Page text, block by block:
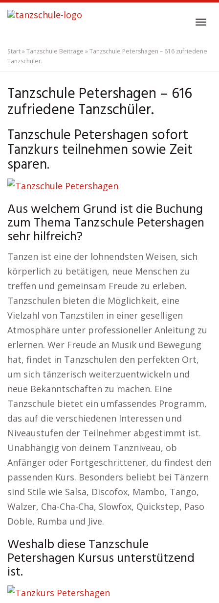
Skip
to
content
Start»Tanzschule Beiträge »Tanzschule Petershagen – 616 zufriedene
Tanzschüler.
Tanzschule Petershagen – 616
zufriedene Tanzschüler.
Tanzschule Petershagen sofort
Tanzkurs teilnehmen sowie Zeit
sparen.
Aus welchem Grund ist die Buchung
zum Thema Tanzschule Petershagen
sehr hilfreich?
Tanzen ist eine der lohnendsten Weisen, sich
körperlich zu betätigen, neue Menschen zu
treffen und gemeinsam Freude zu erleben.
Tanzschulen bieten die Möglichkeit, eine
Vielzahl von Tanzstilen in einer geselligen
Atmosphäre unter professioneller Anleitung zu
erlernen. Wer Freude an Musik und Bewegung
hat, findet in Tanzschulen den perfekten Ort,
um sich tänzerisch weiterzuentwickeln und
neue Bekanntschaften zu machen. Eine
Tanzschule bietet ein umfassendes Programm,
das auf die verschiedenen Interessen und
Niveaustufen der Teilnehmer abgestimmt ist.
Unabhängig von deinem Tanzniveau, ob
Anfänger oder Fortgeschrittener, du findest den
passenden Kurs. Besonders beliebt bei Tänzern
sind Stile wie Salsa, Discofox, Mambo, Tango,
Walzer, Cha-Cha-Cha, Slowfox, Quickstep, Paso
Doble, Rumba und Jive.
Weshalb diese Tanzschule
Petershagen Kursus unterstützend
ist.